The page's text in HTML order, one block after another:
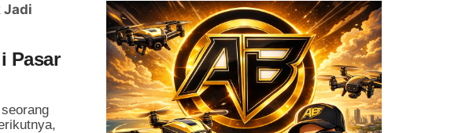
Jadi
Pasar